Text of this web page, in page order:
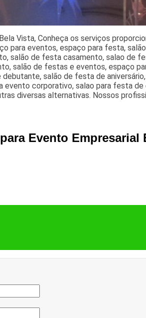
Vista, Conheça os serviços
para eventos, espaço para festa,
salão de festa casamento, salao de
salão de festas e eventos, espaço
salão de festa de
corporativo, salao para festa de
diversas alternativas. Nossos
Evento Empresarial